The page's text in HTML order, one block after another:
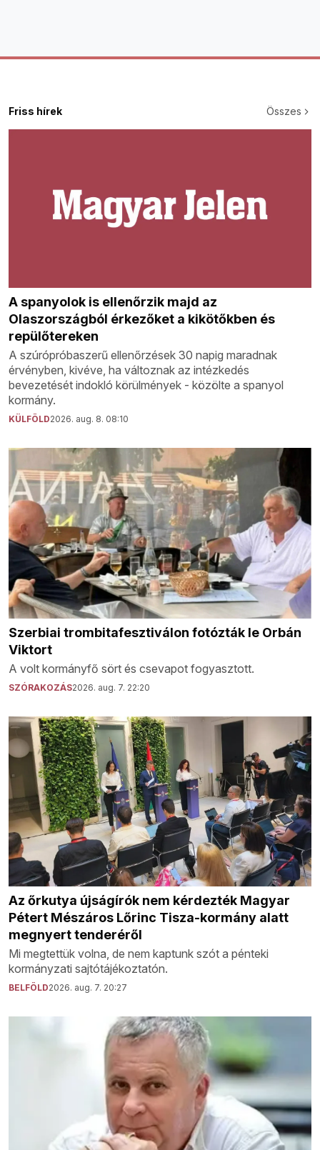
Friss hírek Összes
A spanyolok is ellenőrzik majd az
Olaszországból érkezőket a kikötőkben és
repülőtereken
A szúrópróbaszerű ellenőrzések 30 napig maradnak
érvényben, kivéve, ha változnak az intézkedés
bevezetését indokló körülmények - közölte a spanyol
kormány.
KÜLFÖLD2026. aug. 8. 08:10
Szerbiai trombitafesztiválon fotózták le Orbán
Viktort
A volt kormányfő sört és csevapot fogyasztott.
SZÓRAKOZÁS2026. aug. 7. 22:20
Az őrkutya újságírók nem kérdezték Magyar
Pétert Mészáros Lőrinc Tisza-kormány alatt
megnyert tenderéről
Mi megtettük volna, de nem kaptunk szót a pénteki
kormányzati sajtótájékoztatón.
BELFÖLD2026. aug. 7. 20:27